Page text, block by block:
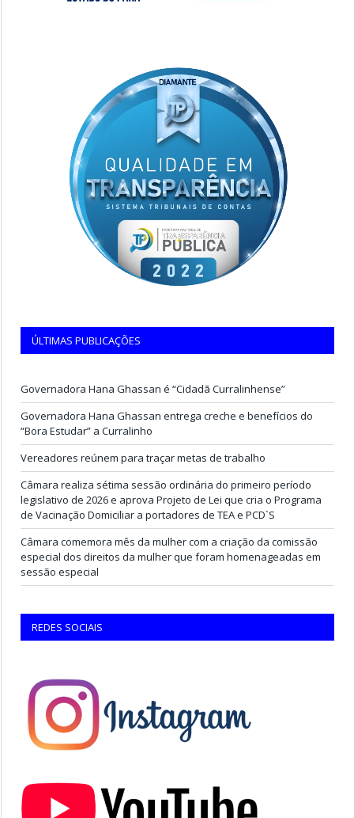
ÚLTIMAS PUBLICAÇÕES
Governadora Hana Ghassan é “Cidadã Curralinhense”
Governadora Hana Ghassan entrega creche e benefícios do
“Bora Estudar” a Curralinho
Vereadores reúnem para traçar metas de trabalho
Câmara realiza sétima sessão ordinária do primeiro período
legislativo de 2026 e aprova Projeto de Lei que cria o Programa
de Vacinação Domiciliar a portadores de TEA e PCD`S
Câmara comemora mês da mulher com a criação da comissão
especial dos direitos da mulher que foram homenageadas em
sessão especial
REDES SOCIAIS